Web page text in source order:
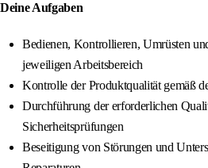
Deine Aufgaben
Bedienen, Kontrollieren, Umrüsten
jeweiligen Arbeitsbereich
Kontrolle der Produktqualität gemäß
Durchführung der erforderlichen
Sicherheitsprüfungen
Beseitigung von Störungen und